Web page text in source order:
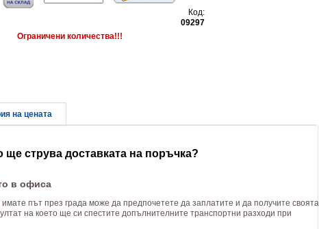
Код:
09297
Ограничени количества!!!
на цената
ще струва доставката на поръчка?
в офиса
път през града може да предпочетете да заплатите и да получите своята
на което ще си спестите допълнителните транспортни разходи при